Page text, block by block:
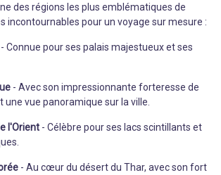
des régions les plus emblématiques de
incontournables pour un voyage sur mesure :
- Connue pour ses palais majestueux et ses
- Avec son impressionnante forteresse de
vue panoramique sur la ville.
l'Orient - Célèbre pour ses lacs scintillants et
- Au cœur du désert du Thar, avec son fort